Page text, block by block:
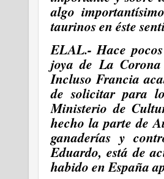
algo
taurinos en éste
ELAL.- Hace
joya de La
Incluso Francia
de solicitar para
Ministerio de
hecho la parte de
ganaderías y
Eduardo, está de
habido en España